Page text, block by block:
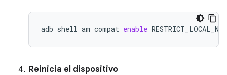
adb shell am compat enable
Reinicia el dispositivo